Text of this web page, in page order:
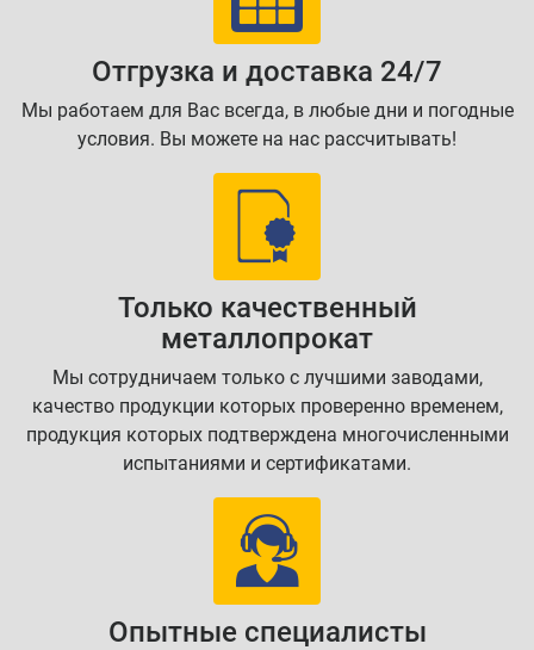
Отгрузка и доставка 24/7
Мы работаем для Вас всегда, в любые дни и погодные
условия. Вы можете на нас рассчитывать!
Только качественный
металлопрокат
Мы сотрудничаем только с лучшими заводами,
качество продукции которых проверенно временем,
продукция которых подтверждена многочисленными
испытаниями и сертификатами.
Опытные специалисты